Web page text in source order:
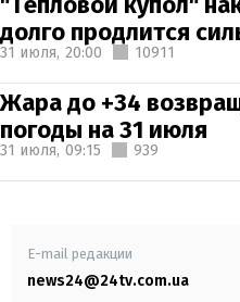
долго продлится
31 июля, 20:00 10911
Жара до +34
погоды на 31 июля
31 июля, 09:15 939
E-mail редакции
news24@24tv.com.ua